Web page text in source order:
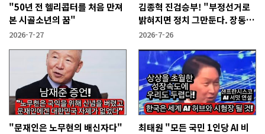
"50년 전 헬리콥터를 처음 만져
본 시골소년의 꿈"
2026-7-27
김종혁 진검승부! "부정선거로
밝혀지면 정치 그만둔다. 장동혁
당신들은?"
2026-7-26
"문재인은 노무현의 배신자다"
최태원 "모든 국민 1인당 AI 비